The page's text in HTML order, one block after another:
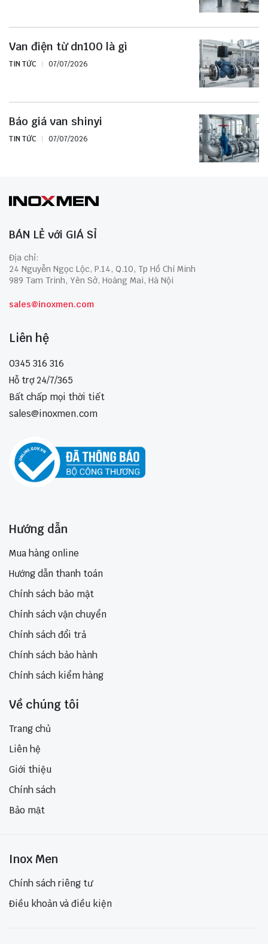
Van điện từ dn100 là gì
TIN TỨC 07/07/2026
Báo giá van shinyi
TIN TỨC 07/07/2026
BÁN LẺ với GIÁ SỈ
Địa chỉ:
24 Nguyễn Ngọc Lộc, P.14, Q.10, Tp Hồ Chí Minh
989 Tam Trinh, Yên Sở, Hoàng Mai, Hà Nội
sales@inoxmen.com
Liên hệ
0345 316 316
Hỗ trợ 24/7/365
Bất chấp mọi thời tiết
sales@inoxmen.com
Hướng dẫn
Mua hàng online
Hướng dẫn thanh toán
Chính sách bảo mật
Chính sách vận chuyển
Chính sách đổi trả
Chính sách bảo hành
Chính sách kiểm hàng
Về chúng tôi
Trang chủ
Liên hệ
Giới thiệu
Chính sách
Bảo mật
Inox Men
Chính sách riêng tư
Điều khoản và điều kiện